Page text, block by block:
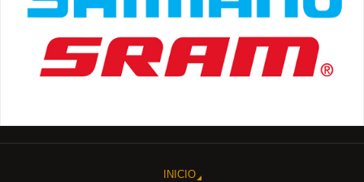
INICIO